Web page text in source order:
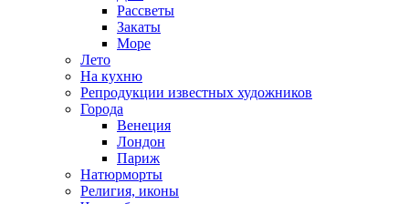
Рассветы
Закаты
Море
Лето
На кухню
Репродукции известных художников
Города
Венеция
Лондон
Париж
Натюрморты
Религия, иконы